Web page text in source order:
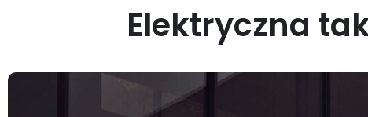
Elektryczna